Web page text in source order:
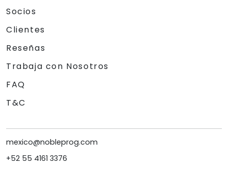
Socios
Clientes
Reseñas
Trabaja con Nosotros
FAQ
T&C
mexico@nobleprog.com
+52 55 4161 3376